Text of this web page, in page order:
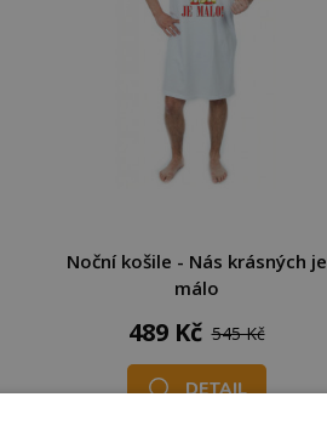
Noční košile - Nás krásných je
málo
489 Kč 545 Kč
DETAIL